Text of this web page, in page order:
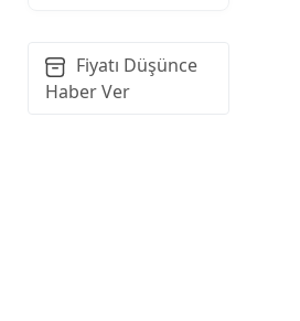
Fiyatı Düşünce
Haber Ver